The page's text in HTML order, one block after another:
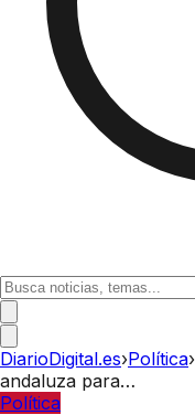
DiarioDigital.es›Política›
andaluza para…
Política